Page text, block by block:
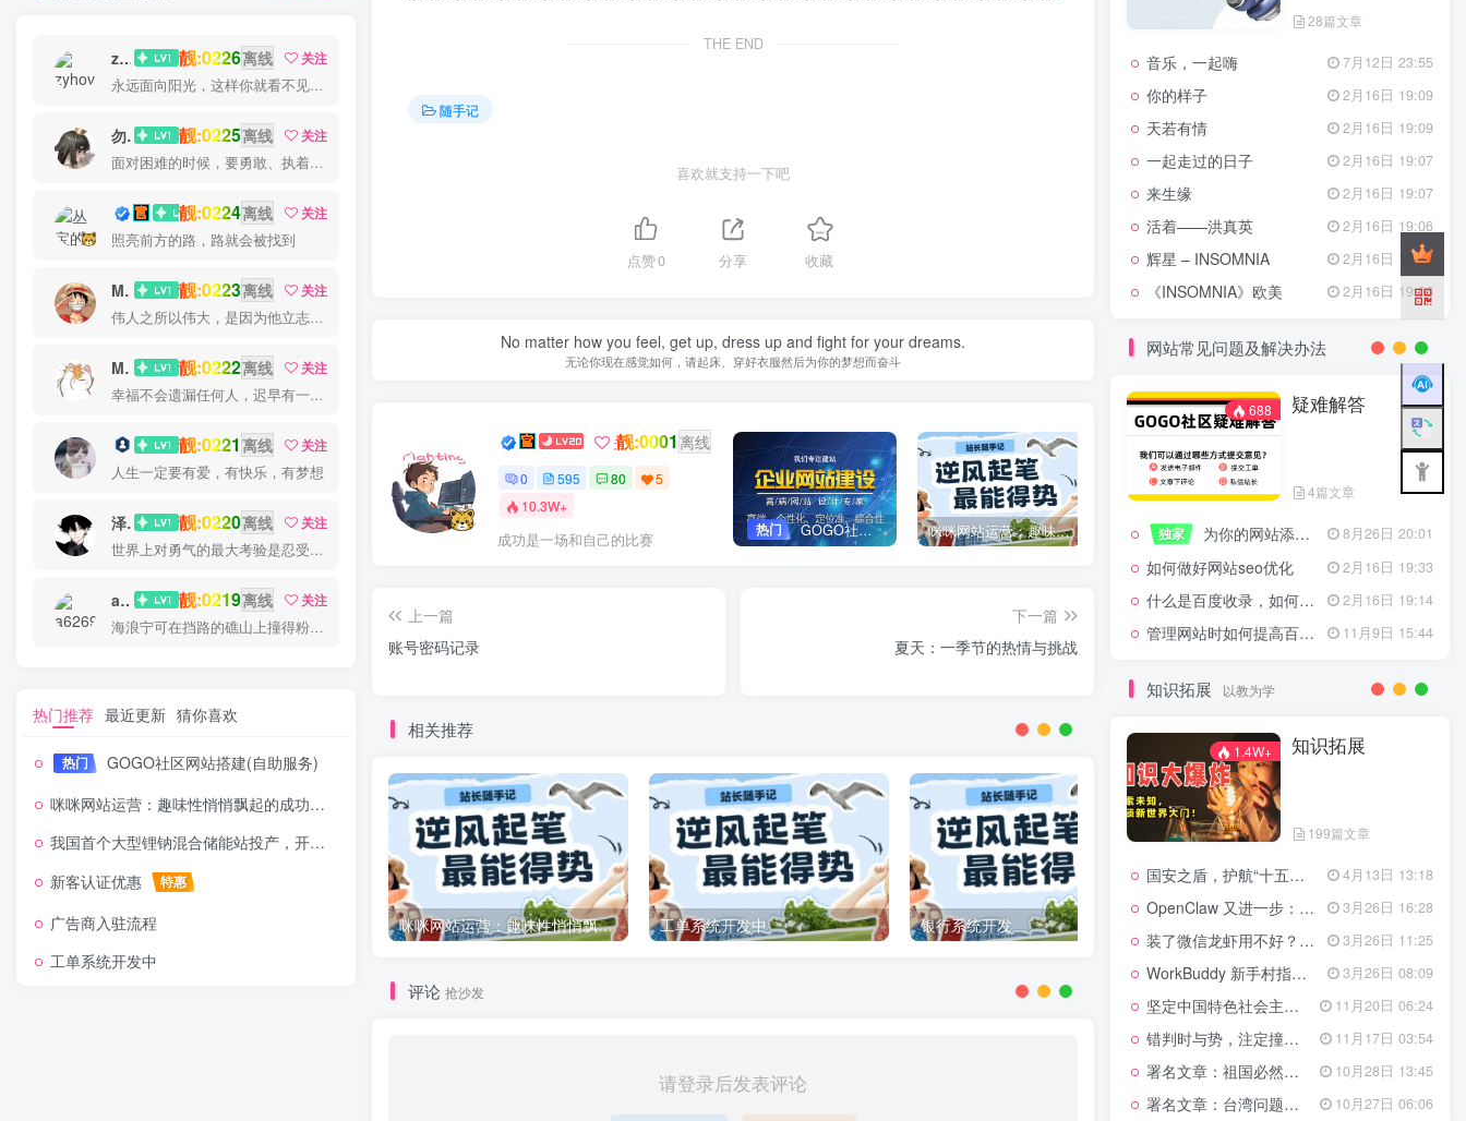
zyhove 靓:0226离线
关注
永远面向阳光，这样你就看不见阴影了
勿听 靓:0225离线
关注
面对困难的时候，要勇敢、执着、不畏艰辛地去战胜它
丛宝 靓:0224离线
关注
照亮前方的路，路就会被找到
MS-康娃 靓:0223离线
关注
伟人之所以伟大，是因为他立志要成为伟大的人
Miss 先生 靓:0222离线
关注
幸福不会遗漏任何人，迟早有一天它会找到你
猫小白 靓:0221 离线
关注
人生一定要有爱，有快乐，有梦想
泽宇 靓:0220离线
关注
世界上对勇气的最大考验是忍受失败而不丧失信心
a626911 靓:0219离线
关注
海浪宁可在挡路的礁山上撞得粉碎，也不肯后退一步
热门推荐 最近更新 猜你喜欢
热门
GOGO社区网站搭建(自助服务)
咪咪网站运营：趣味性悄悄飘起的成功风头
我国首个大型锂钠混合储能站投产，开启储能新时代
新客认证优惠
特惠
广告商入驻流程
工单系统开发中
THE END
随手记
喜欢就支持一下吧
点赞0 分享 收藏
No matter how you feel, get up, dress up and fight for your dreams.
无论你现在感觉如何，请起床、穿好衣服然后为你的梦想而奋斗
Dream 关注
靓:0001 离线
0 595 80
5
10.3W+
成功是一场和自己的比赛
热门 GOGO社区网站搭建(自助服务) 咪咪网站运营：趣味性悄悄飘起的成功风头 新客认证优惠 特惠 广告商入驻流程
上一篇
账号密码记录
下一篇
夏天：一季节的热情与挑战
相关推荐
咪咪网站运营：趣味性悄悄飘起的成功风头 工单系统开发中 银行系统开发
评论 抢沙发
请登录后发表评论
28篇文章
音乐，一起嗨 7月12日 23:55
你的样子 2月16日 19:09
天若有情 2月16日 19:09
一起走过的日子 2月16日 19:07
来生缘 2月16日 19:07
活着——洪真英 2月16日 19:06
辉星 – INSOMNIA 2月16日 19:06
《INSOMNIA》欧美 2月16日 19:06
网站常见问题及解决办法
688 疑难解答
4篇文章
独家 为你的网站添加百度登录 8月26日 20:01
如何做好网站seo优化 2月16日 19:33
什么是百度收录，如何提高收录量？ 2月16日 19:14
管理网站时如何提高百度权重？ 11月9日 15:44
知识拓展 以教为学
1.4W+ 知识拓展
199篇文章
国安之盾，护航“十五五”新征程 4月13日 13:18
OpenClaw 又进一步：微信直连+安全检测+版本切换 3月26日 16:28
装了微信龙虾用不好？3步让你轻松指挥AI干活！ 3月26日 11:25
WorkBuddy 新手村指南：10 个核心技巧帮你解锁满级虾🦞！ 3月26日 08:09
坚定中国特色社会主义法治的政治定力 11月20日 06:24
错判时与势，注定撞南墙 11月17日 03:54
署名文章：祖国必然统一势不可挡 10月28日 13:45
署名文章：台湾问题的由来和性质 10月27日 06:06